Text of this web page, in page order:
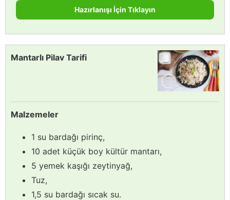
Hazırlanışı İçin Tıklayın
Mantarlı Pilav Tarifi
Malzemeler
1 su bardağı pirinç,
10 adet küçük boy kültür mantarı,
5 yemek kaşığı zeytinyağ,
Tuz,
1,5 su bardağı sıcak su.